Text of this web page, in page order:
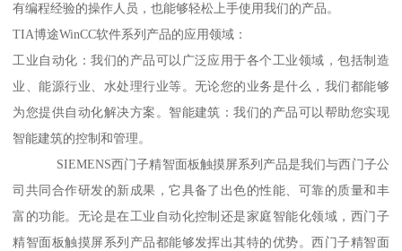
有编程经验的操作人员，也能够轻松上手使用我们的产品。
TIA博途WinCC软件系列产品的应用领域：
工业自动化：我们的产品可以广泛应用于各个工业领域，包括制造
业、能源行业、水处理行业等。无论您的业务是什么，我们都能够
为您提供自动化解决方案。智能建筑：我们的产品可以帮助您实现
智能建筑的控制和管理。
SIEMENS西门子精智面板触摸屏系列产品是我们与西门子公
司共同合作研发的新成果，它具备了出色的性能、可靠的质量和丰
富的功能。无论是在工业自动化控制还是家庭智能化领域，西门子
精智面板触摸屏系列产品都能够发挥出其特的优势。西门子精智面